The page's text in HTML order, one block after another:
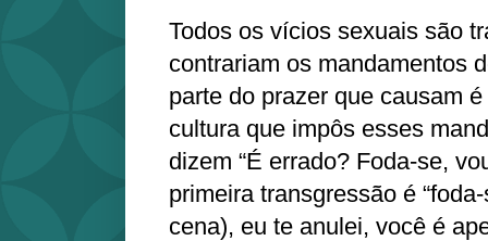
Todos os vícios sexuais são
contrariam os mandamentos
parte do prazer que causam
cultura que impôs esses
dizem “É errado? Foda-se,
primeira transgressão é
cena), eu te anulei, você é